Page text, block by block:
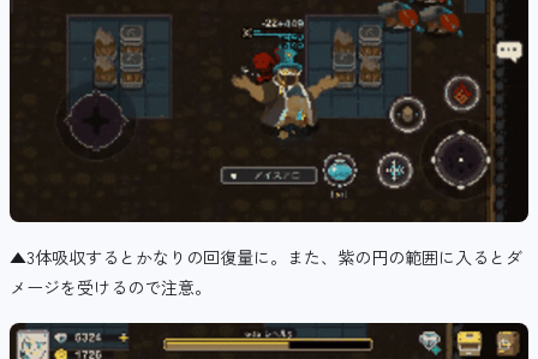
▲3体吸収するとかなりの回復量に。また、紫の円の範囲に入るとダ
メージを受けるので注意。